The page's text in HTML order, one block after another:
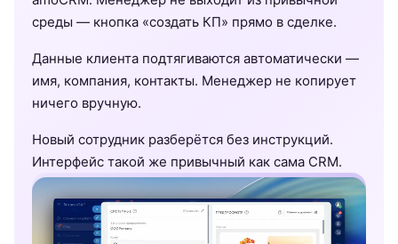
среды — кнопка «создать КП» прямо в сделке.
Данные клиента подтягиваются автоматически —
имя, компания, контакты. Менеджер не копирует
ничего вручную.
Новый сотрудник разберётся без инструкций.
Интерфейс такой же привычный как сама CRM.